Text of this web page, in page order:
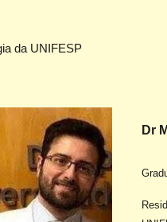
da UNIFESP
Dr